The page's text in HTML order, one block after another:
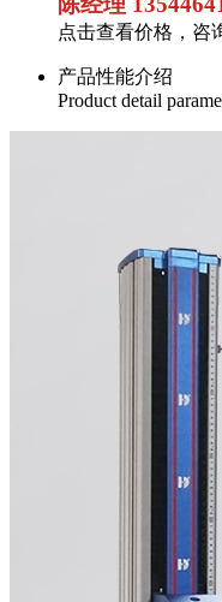
点击查看价格，咨
产品性能介绍
Product detail